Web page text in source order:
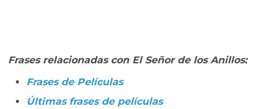
Frases relacionadas con El Señor de los Anillos:
Frases de Películas
Últimas frases de películas